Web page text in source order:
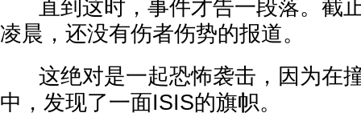
直到这时，事件才告一段落。截
凌晨，还没有伤者伤势的报道。
这绝对是一起恐怖袭击，因为在
中，发现了一面ISIS的旗帜。